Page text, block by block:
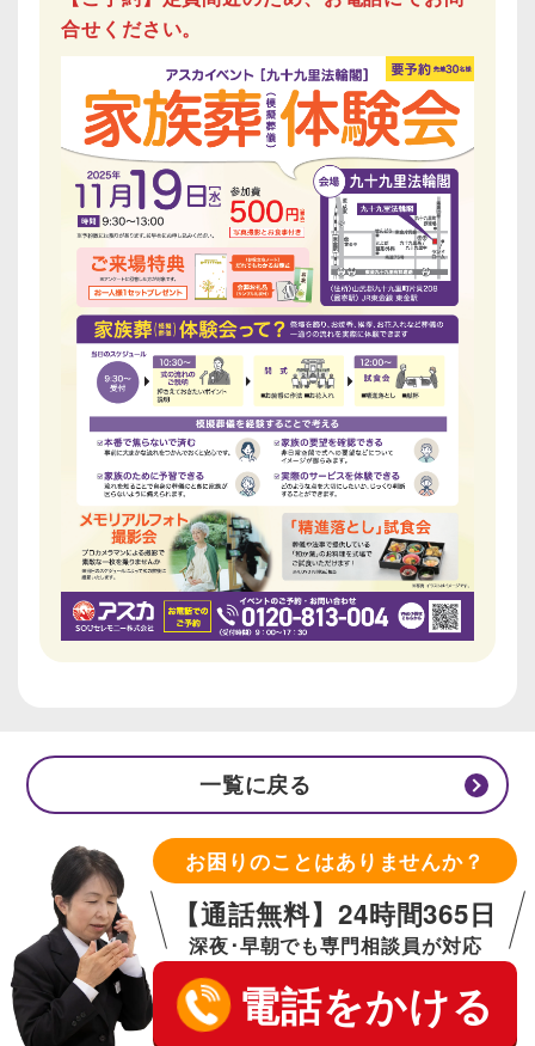
合せください。
一覧に戻る
お困りのことはありませんか？
【通話無料】24時間365日
深夜･早朝でも専門相談員が対応
電話をかける